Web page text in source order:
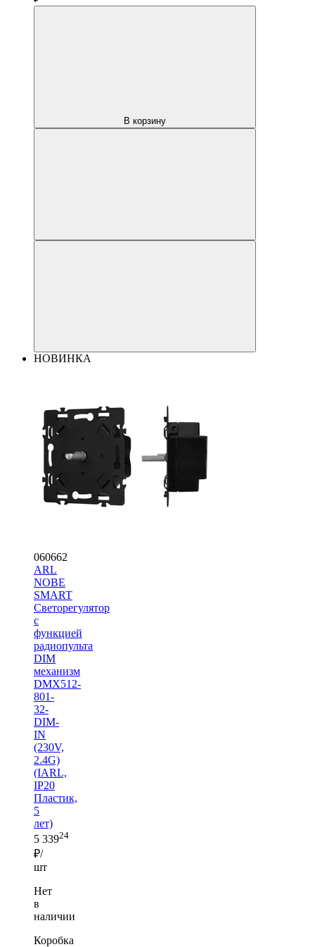
В корзину
НОВИНКА
060662
ARL
NOBE
SMART
Светорегулятор
с
функцией
радиопульта
DIM
механизм
DMX512-
801-
32-
DIM-
IN
(230V,
2.4G)
(IARL,
IP20
Пластик,
5
лет)
5 33924
₽/
шт
Нет
в
наличии
Коробка